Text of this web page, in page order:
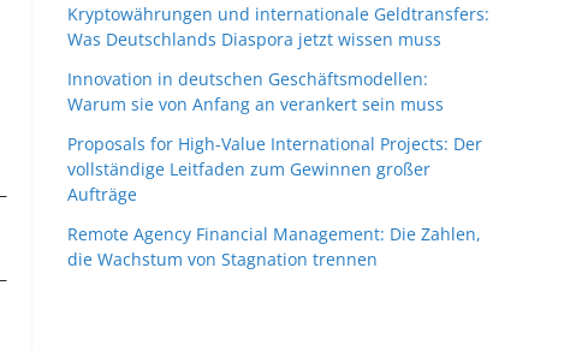
Kryptowährungen und internationale Geldtransfers:
Was Deutschlands Diaspora jetzt wissen muss
Innovation in deutschen Geschäftsmodellen:
Warum sie von Anfang an verankert sein muss
Proposals for High-Value International Projects: Der
vollständige Leitfaden zum Gewinnen großer
Aufträge
Remote Agency Financial Management: Die Zahlen,
die Wachstum von Stagnation trennen